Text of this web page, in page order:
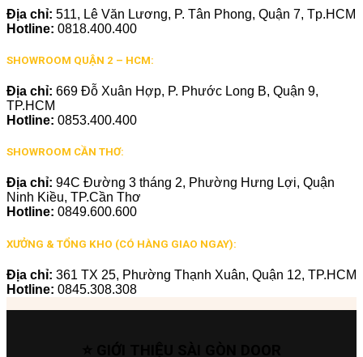
Địa chỉ: 511, Lê Văn Lương, P. Tân Phong, Quận 7, Tp.HCM
Hotline: 0818.400.400
SHOWROOM QUẬN 2 – HCM:
Địa chỉ: 669 Đỗ Xuân Hợp, P. Phước Long B, Quận 9,
TP.HCM
Hotline: 0853.400.400
SHOWROOM CẦN THƠ:
Địa chỉ: 94C Đường 3 tháng 2, Phường Hưng Lợi, Quận
Ninh Kiều, TP.Cần Thơ
Hotline: 0849.600.600
XƯỞNG & TỔNG KHO (CÓ HÀNG GIAO NGAY):
Địa chỉ: 361 TX 25, Phường Thạnh Xuân, Quận 12, TP.HCM
Hotline: 0845.308.308